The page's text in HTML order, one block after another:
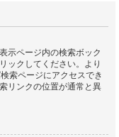
示ページ内の検索ボック
ックしてください。より
索ページにアクセスでき
リンクの位置が通常と異